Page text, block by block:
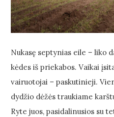
Nukasę septynias eile – liko
kėdes iš priekabos. Vaikai
vairuotojai – paskutinieji.
dydžio dėžės traukiame
Ryte juos, pasidalinusios su